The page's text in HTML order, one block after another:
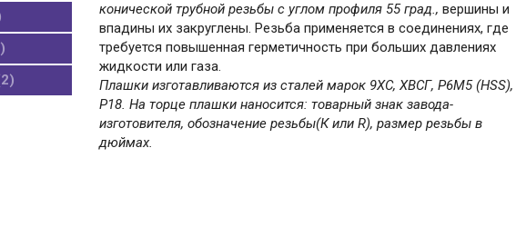
2
конической трубной резьбы с углом профиля 55 град., вершины и
впадины их закруглены. Резьба применяется в соединениях, где
требуется повышенная герметичность при больших давлениях
жидкости или газа.
Плашки изготавливаются из сталей марок 9ХС, ХВСГ, Р6М5 (HSS),
Р18. На торце плашки наносится: товарный знак завода-
изготовителя, обозначение резьбы(К или R), размер резьбы в
дюймах.